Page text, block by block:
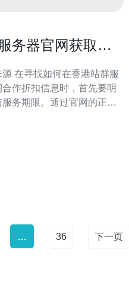
务器官网获取优
服
作折扣信息时，首先要明
务期限。通过官网的正式
助企业在香港区域稳妥争
… 36 下一页